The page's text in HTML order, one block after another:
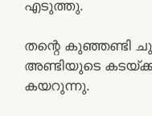
എടുത്തു.
തന്റെ കുഞ്ഞണ്ടി
അണ്ടിയുടെ
കയറുന്നു.